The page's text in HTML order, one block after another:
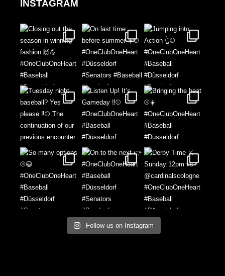
INSTAGRAM
Follow us on Instagram